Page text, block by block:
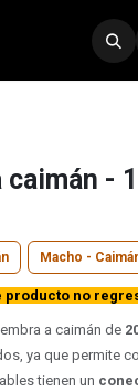
-
Macho -
producto no
a caimán de
ya que permite
tienen un